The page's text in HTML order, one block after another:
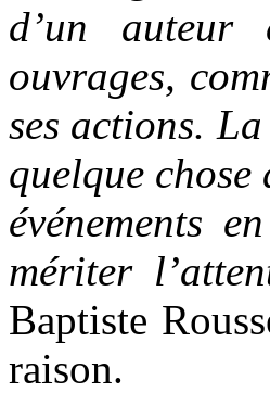
d’un auteur
ouvrages,
ses actions.
quelque chose
événements
mériter
Baptiste
raison.